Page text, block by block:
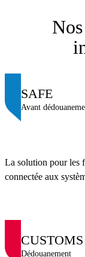
SAFE
Avant
La solution pour les
connectée aux
CUSTOMS
Dédouanement